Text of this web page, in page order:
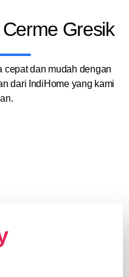
Gresik
cepat dan mudah dengan
dari IndiHome yang kami